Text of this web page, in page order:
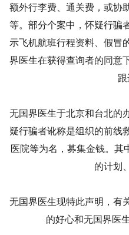
额外行李费、通关费，或协
等。部分个案中，怀疑行骗
示飞机航班行程资料、假冒
界医生在获得查询者的同意
跟
无国界医生于北京和台北的
疑行骗者讹称是组织的前线
医院等为名，募集金钱。其
的计划
无国界医生现特此声明，有
的好心和无国界医